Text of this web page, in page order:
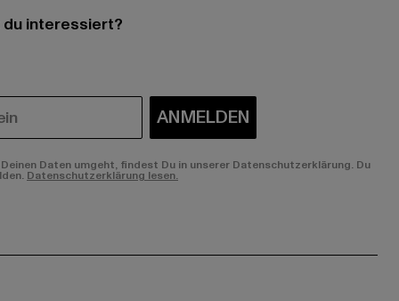
interessiert?
ANMELDEN
Daten umgeht, findest Du in unserer Datenschutzerklärung. Du
Datenschutzerklärung lesen.